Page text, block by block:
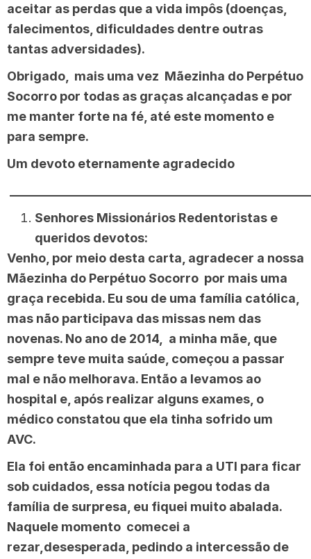
aceitar as perdas que a vida impôs (doenças,
falecimentos, dificuldades dentre outras
tantas adversidades).
Obrigado, mais uma vez Mãezinha do Perpétuo
Socorro por todas as graças alcançadas e por
me manter forte na fé, até este momento e
para sempre.
Um devoto eternamente agradecido
Senhores Missionários Redentoristas e
queridos devotos:
Venho, por meio desta carta, agradecer a nossa
Mãezinha do Perpétuo Socorro por mais uma
graça recebida. Eu sou de uma família católica,
mas não participava das missas nem das
novenas. No ano de 2014, a minha mãe, que
sempre teve muita saúde, começou a passar
mal e não melhorava. Então a levamos ao
hospital e, após realizar alguns exames, o
médico constatou que ela tinha sofrido um
AVC.
Ela foi então encaminhada para a UTI para ficar
sob cuidados, essa notícia pegou todas da
família de surpresa, eu fiquei muito abalada.
Naquele momento comecei a
rezar,desesperada, pedindo a intercessão de